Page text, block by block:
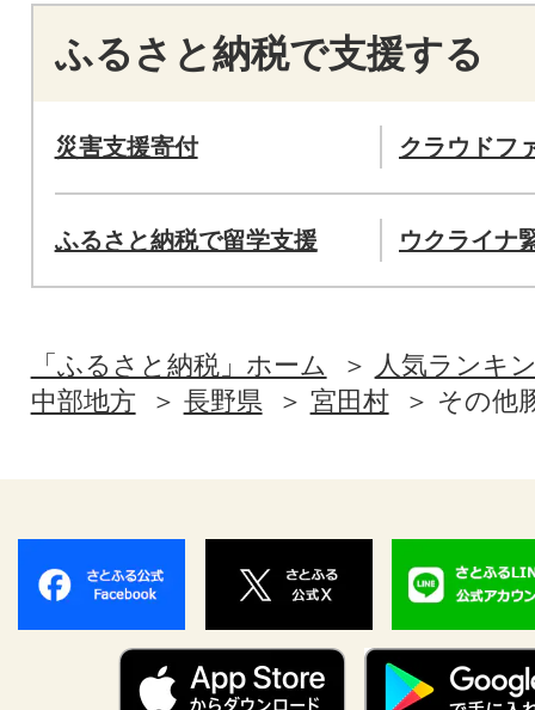
ふるさと納税で支援する
災害支援寄付 クラウドフ
ふるさと納税で留学支援 ウクライナ
「ふるさと納税」ホーム
人気ランキ
中部地方
長野県 宮田村 その他